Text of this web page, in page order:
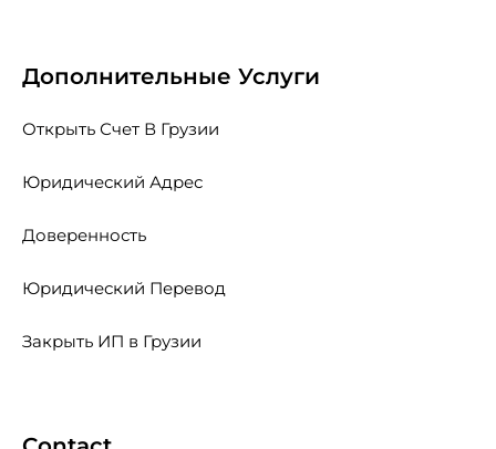
Дополнительные Услуги
Открыть Счет В Грузии
Юридический Адрес
Доверенность
Юридический Перевод
Закрыть ИП в Грузии